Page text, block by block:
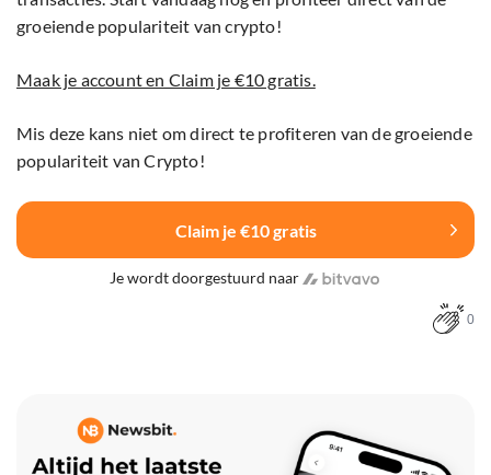
groeiende populariteit van crypto!
Maak je account en Claim je €10 gratis.
Mis deze kans niet om direct te profiteren van de groeiende
populariteit van Crypto!
Claim je €10 gratis
Je wordt doorgestuurd naar
0